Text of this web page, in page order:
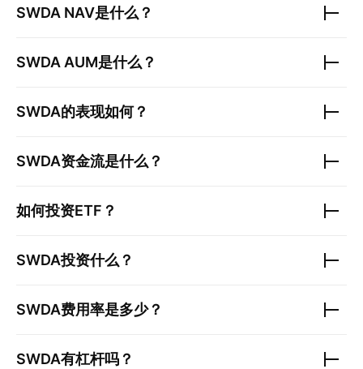
SWDA NAV是什么？
SWDA AUM是什么？
SWDA的表现如何？
SWDA资金流是什么？
如何投资ETF？
SWDA投资什么？
SWDA费用率是多少？
SWDA有杠杆吗？